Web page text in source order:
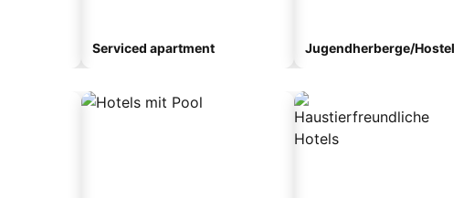
Serviced apartment Jugendherberge/Hostel